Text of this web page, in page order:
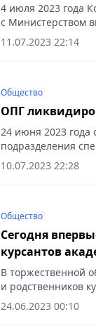
4 июля 2023 года
с Министерством
прокуратуры
Уральске и...
11.07.2023 22:14
Общество
ОПГ
24 июня 2023
подразделения
пресечена
10.07.2023 22:28
Общество
Сегодня
курсантов
В торжественной
и родственников
выпускникам
которых...
24.06.2023 00:10